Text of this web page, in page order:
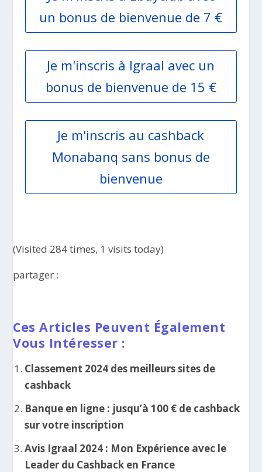
un bonus de bienvenue de 7 €
Je m'inscris à Igraal avec un
bonus de bienvenue de 15 €
Je m'inscris au cashback
Monabanq sans bonus de
bienvenue
(Visited 284 times, 1 visits today)
partager :
Ces Articles Peuvent Également
Vous Intéresser :
Classement 2024 des meilleurs sites de
cashback
Banque en ligne : jusqu’à 100 € de cashback
sur votre inscription
Avis Igraal 2024 : Mon Expérience avec le
Leader du Cashback en France